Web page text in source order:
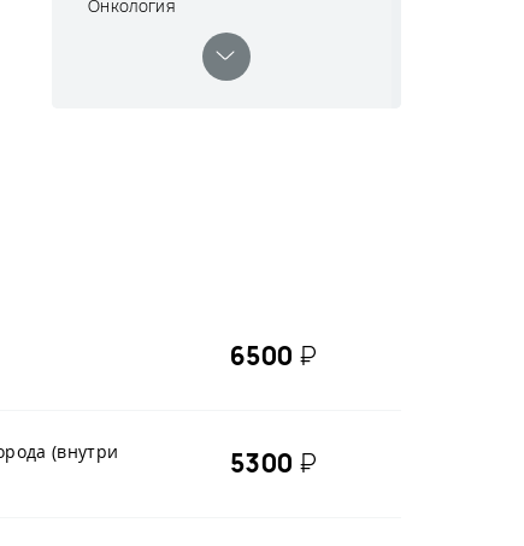
Онкология
Оториноларингология (ЛОР)
Офтальмология
Травматологическое отделение
Отделение восстановительного
6500 ₽
(внутри
5300 ₽